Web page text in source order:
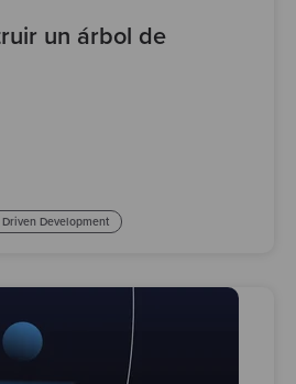
un árbol de
Driven Development